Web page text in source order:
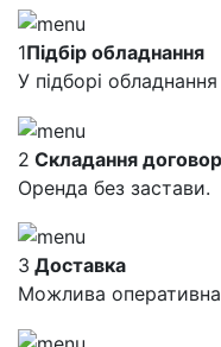
1Підбір обладнання
У підборі
2 Складання
Оренда без застави.
3 Доставка
Можлива